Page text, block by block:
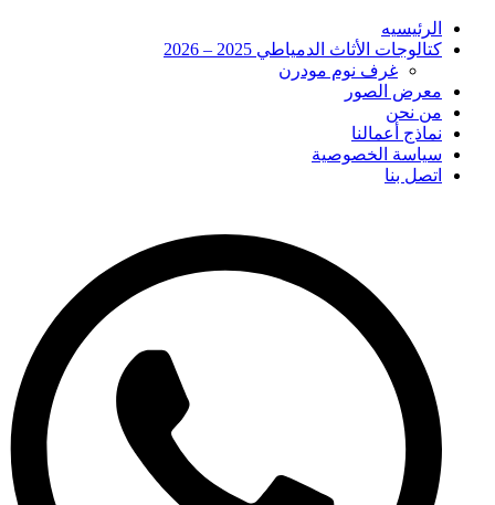
الرئيسيه
كتالوجات الأثاث الدمياطي 2025 – 2026
غرف نوم مودرن
معرض الصور
من نحن
نماذج أعمالنا
سياسة الخصوصية
اتصل بنا